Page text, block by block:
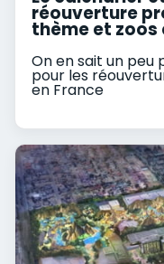
réouverture
thème et zoos
On en sait un peu
pour les
en France